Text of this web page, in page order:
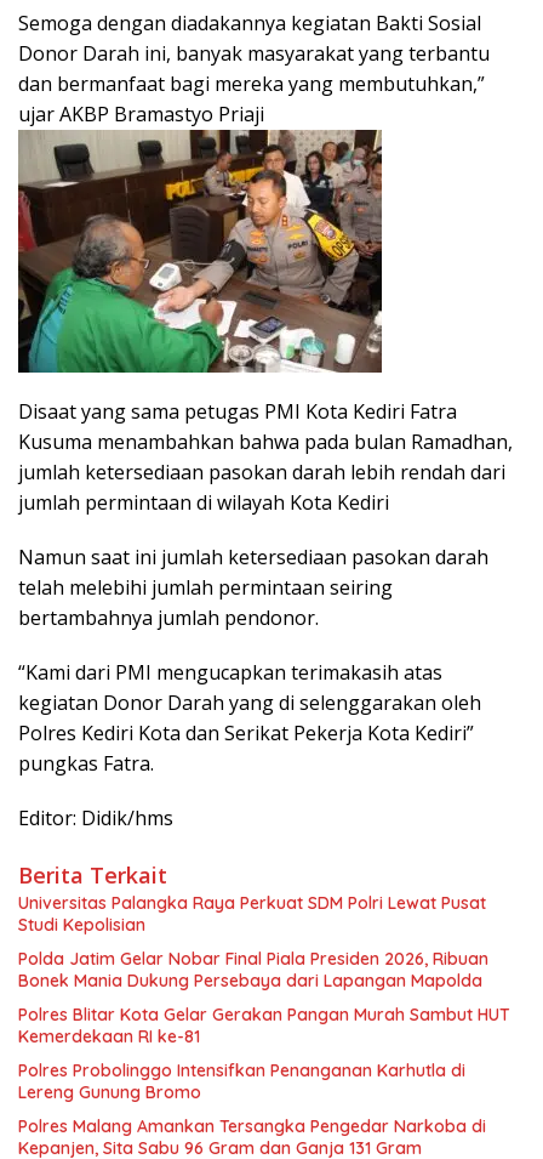
Semoga dengan diadakannya kegiatan Bakti Sosial
Donor Darah ini, banyak masyarakat yang terbantu
dan bermanfaat bagi mereka yang membutuhkan,”
ujar AKBP Bramastyo Priaji
Disaat yang sama petugas PMI Kota Kediri Fatra
Kusuma menambahkan bahwa pada bulan Ramadhan,
jumlah ketersediaan pasokan darah lebih rendah dari
jumlah permintaan di wilayah Kota Kediri
Namun saat ini jumlah ketersediaan pasokan darah
telah melebihi jumlah permintaan seiring
bertambahnya jumlah pendonor.
“Kami dari PMI mengucapkan terimakasih atas
kegiatan Donor Darah yang di selenggarakan oleh
Polres Kediri Kota dan Serikat Pekerja Kota Kediri”
pungkas Fatra.
Editor: Didik/hms
Berita Terkait
Universitas Palangka Raya Perkuat SDM Polri Lewat Pusat
Studi Kepolisian
Polda Jatim Gelar Nobar Final Piala Presiden 2026, Ribuan
Bonek Mania Dukung Persebaya dari Lapangan Mapolda
Polres Blitar Kota Gelar Gerakan Pangan Murah Sambut HUT
Kemerdekaan RI ke-81
Polres Probolinggo Intensifkan Penanganan Karhutla di
Lereng Gunung Bromo
Polres Malang Amankan Tersangka Pengedar Narkoba di
Kepanjen, Sita Sabu 96 Gram dan Ganja 131 Gram